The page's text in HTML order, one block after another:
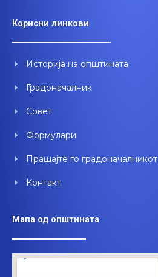
b
o
k
u
b
e
d
n
Корисни линкови
Историја на општината
Градоначалник
Совет
Формулари
Прашајте го градоначалникот
Контакт
Мапа од општината